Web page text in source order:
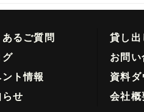
あるご質問
グ
ント情報
らせ
貸し出
お問い
資料ダ
会社概